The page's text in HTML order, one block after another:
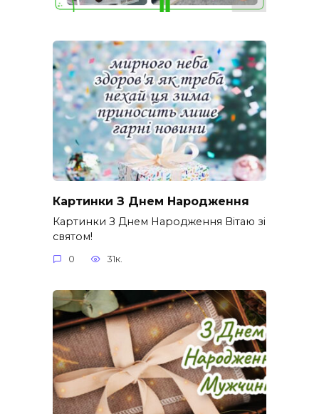
Картинки З Днем Народження
Картинки З Днем Народження Вітаю зі
святом!
0 31к.